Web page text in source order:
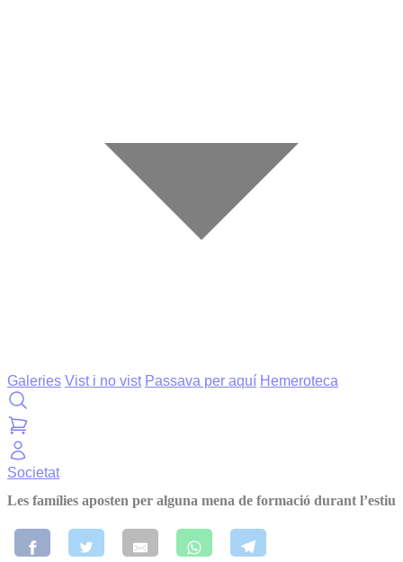
Galeries Vist i no vist Passava per aquí Hemeroteca
Societat
Les famílies aposten per alguna mena de formació durant l’estiu